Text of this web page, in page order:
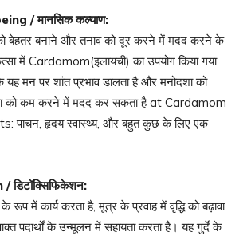
/मानसिक कल्याण:
बेहतर बनाने और तनाव को दूर करने में मदद करने के
में Cardamom(इलायची) का उपयोग किया गया
यह मन पर शांत प्रभाव डालता है और मनोदशा को
को कम करने में मदद कर सकता है at Cardamom
पाचन, हृदय स्वास्थ्य, और बहुत कुछ के लिए एक
/डिटॉक्सिफिकेशन:
रूप में कार्य करता है, मूत्र के प्रवाह में वृद्धि को बढ़ावा
पदार्थों के उन्मूलन में सहायता करता है। यह गुर्दे के